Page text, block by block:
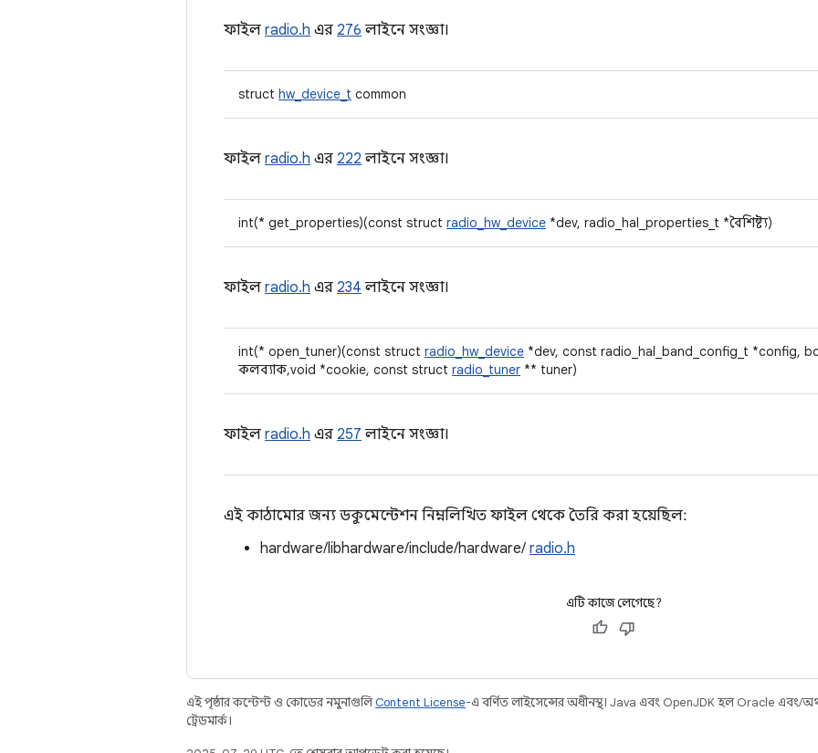
ফাইল radio.h এর 276 লাইনে সংজ্ঞা।
struct hw_device_t common
ফাইল radio.h এর 222 লাইনে সংজ্ঞা।
int(* get_properties)(const struct radio_hw_device *dev, radio_hal_properties_t *বৈশিষ্ট্য)
ফাইল radio.h এর 234 লাইনে সংজ্ঞা।
int(* open_tuner)(const struct radio_hw_device *dev, const radio_hal_band_config_t *config,
কলব্যাক, void *cookie, const struct radio_tuner ** tuner)
ফাইল radio.h এর 257 লাইনে সংজ্ঞা।
এই কাঠামোর জন্য ডকুমেন্টেশন নিম্নলিখিত ফাইল থেকে তৈরি করা হয়েছিল:
hardware/libhardware/include/hardware/ radio.h
এটি কাজে লেগেছে?
এই পৃষ্ঠার কন্টেন্ট ও কোডের নমুনাগুলিContent License-এ বর্ণিত লাইসেন্সের অধীনস্থ। Java এবং OpenJDK হল Oracle এবং/
ট্রেডমার্ক।